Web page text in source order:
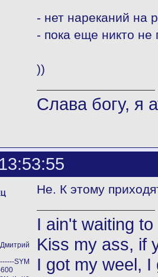
- нет нареканий на
- пока еще никто не
))
Слава богу, я
SYM
Не. К этому
I ain't waiting
Kiss my ass, if
I got my weel,